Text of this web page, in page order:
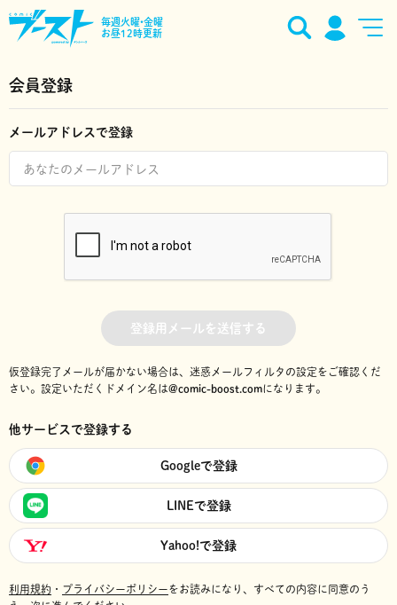
毎週火曜•金曜
お昼12時更新
会員登録
メールアドレスで登録
登録用メールを送信する
仮登録完了メールが届かない場合は、迷惑メールフィルタの設定をご確認くだ
さい。 設定いただくドメイン名は@comic-boost.comになります。
他サービスで登録する
Googleで登録
LINEで登録
Yahoo!で登録
利用規約 ・ プライバシーポリシーをお読みになり、 すべての内容に同意のう